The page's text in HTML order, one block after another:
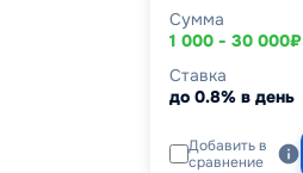
Сумма
1 000 - 30 000₽
Ставка
до 0.8% в день
Добавить в
сравнение